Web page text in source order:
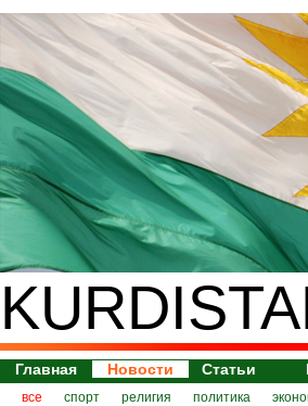
Главная Новости Статьи
все спорт религия политика